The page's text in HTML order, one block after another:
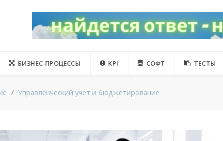
БИЗНЕС-ПРОЦЕССЫ KPI СОФТ ТЕСТЫ
Управленческий учет и бюджетирование